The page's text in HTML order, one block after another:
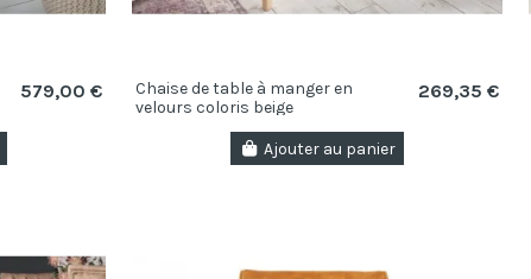
579,00 €
Chaise de table à manger en
velours coloris beige
269,35 €
Ajouter au panier